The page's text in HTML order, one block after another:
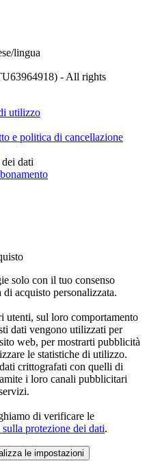
lingua
- All rights
utilizzo
e politica di cancellazione
dati
solo con il tuo consenso
acquisto personalizzata.
utenti, sul loro comportamento
dati vengono utilizzati per
web, per mostrarti pubblicità
le statistiche di utilizzo.
crittografati con quelli di
i loro canali pubblicitari
di verificare le
protezione dei dati.
le impostazioni